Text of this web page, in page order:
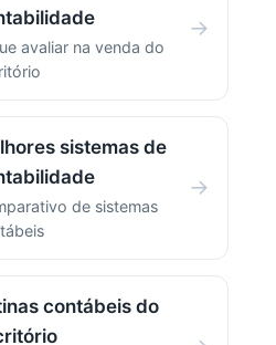
avaliar na venda do
→
sistemas de
de sistemas
→
contábeis do